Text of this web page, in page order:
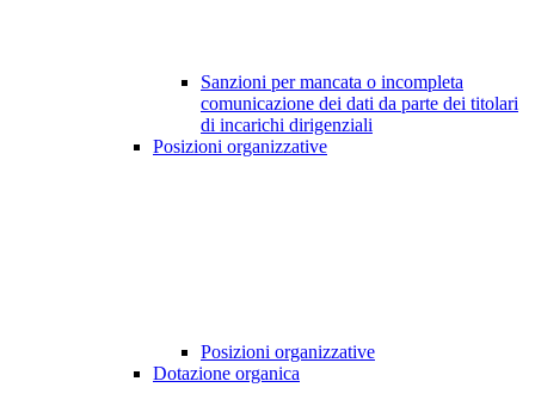
Sanzioni per mancata o incompleta
comunicazione dei dati da parte dei titolari
di incarichi dirigenziali
Posizioni organizzative
Posizioni organizzative
Dotazione organica